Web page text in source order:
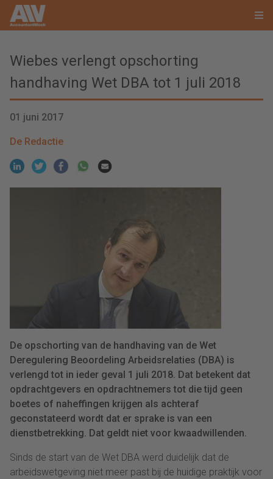
Wiebes verlengt opschorting
handhaving Wet DBA tot 1 juli 2018
01 juni 2017
De Redactie
De opschorting van de handhaving van de Wet
Deregulering Beoordeling Arbeidsrelaties (DBA) is
verlengd tot in ieder geval 1 juli 2018. Dat betekent dat
opdrachtgevers en opdrachtnemers tot die tijd geen
boetes of naheffingen krijgen als achteraf
geconstateerd wordt dat er sprake is van een
dienstbetrekking. Dat geldt niet voor kwaadwillenden.
Sinds de start van de Wet DBA werd duidelijk dat de
arbeidswetgeving niet meer past bij de huidige praktijk voor